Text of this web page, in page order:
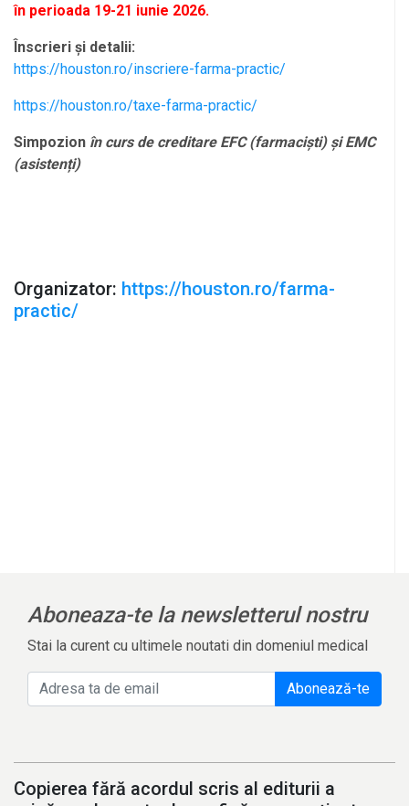
în perioada 19-21 iunie 2026.
Înscrieri și detalii:
https://houston.ro/inscriere-farma-practic/
https://houston.ro/taxe-farma-practic/
Simpozion în curs de creditare EFC (farmaciști) și EMC
(asistenți)
Organizator: https://houston.ro/farma-
practic/
Aboneaza-te la newsletterul nostru
Stai la curent cu ultimele noutati din domeniul medical
Abonează-te
Copierea fără acordul scris al editurii a